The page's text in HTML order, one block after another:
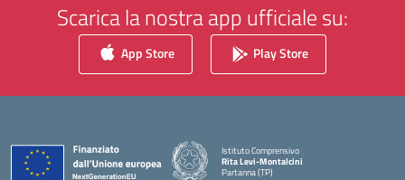
Scarica la nostra app ufficiale su:
App Store Play Store
Istituto Comprensivo
Rita Levi-Montalcini
Partanna (TP)